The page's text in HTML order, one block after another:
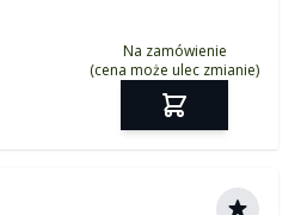
Na zamówienie
(cena może ulec zmianie)